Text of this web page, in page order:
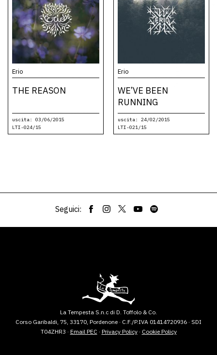
Erio
THE REASON
uscita: 03/06/2015
LTI-024/15
Erio
WE’VE BEEN
RUNNING
uscita: 24/02/2015
LTI-021/15
Seguici:
La Tempesta S.n.c di D. Toffolo & Co.
Corso Garibaldi, 75, 33170, Pordenone · C.F./P.IVA 01414720936 · SDI
T04ZHR3 · Email PEC · Privacy Policy· Cookie Policy